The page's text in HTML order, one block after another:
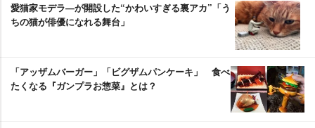
愛猫家モデラ―が開設した“かわいすぎる裏アカ”「う
ちの猫が俳優になれる舞台」
「アッザムバーガー」「ビグザムパンケーキ」 食べ
たくなる『ガンプラお惣菜』とは？